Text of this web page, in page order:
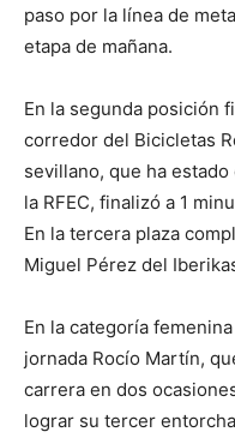
paso por la línea de
etapa de mañana.
En la segunda posición
corredor del Bicicletas
sevillano, que ha
la RFEC, finalizó a 1
En la tercera plaza
Miguel Pérez del
En la categoría
jornada Rocío Martín,
carrera en dos
lograr su tercer